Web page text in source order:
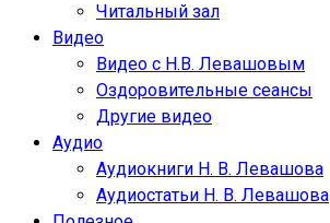
Читальный зал
Видео
Видео с Н.В. Левашовым
Оздоровительные сеансы
Другие видео
Аудио
Аудиокниги Н. В. Левашова
Аудиостатьи Н. В. Левашова